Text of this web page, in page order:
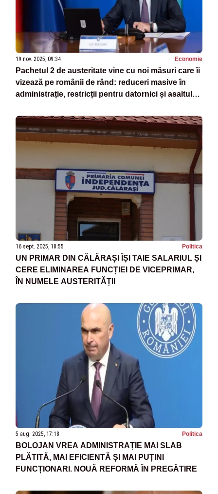
19 nov. 2025, 09:34 Economie
Pachetul 2 de austeritate vine cu noi măsuri care îi
vizează pe românii de rând: reduceri masive în
administrație, restricții pentru datornici și asaltul
16 sept. 2025, 18:55 Politica
UN PRIMAR DIN CĂLĂRAȘI ÎȘI TAIE SALARIUL ȘI
CERE ELIMINAREA FUNCȚIEI DE VICEPRIMAR,
ÎN NUMELE AUSTERITĂȚII
5 aug. 2025, 17:18 Politica
BOLOJAN VREA ADMINISTRAȚIE MAI SLAB
PLĂTITĂ, MAI EFICIENTĂ ȘI MAI PUȚINI
FUNCȚIONARI. NOUĂ REFORMĂ ÎN PREGĂTIRE